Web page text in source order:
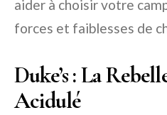
aider à choisir votre
forces et faiblesses de
Duke’s : La
Acidulé